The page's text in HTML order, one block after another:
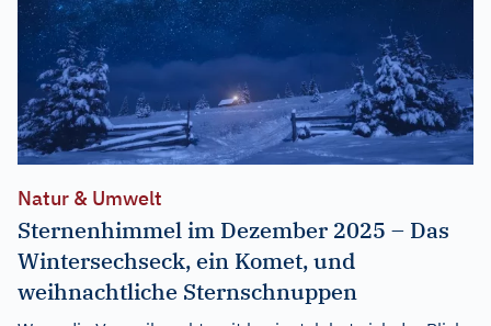
Natur & Umwelt
Sternenhimmel im Dezember 2025 – Das
Wintersechseck, ein Komet, und
weihnachtliche Sternschnuppen